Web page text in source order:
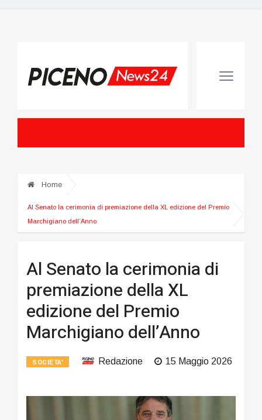
Home
Al Senato la cerimonia di premiazione della XL edizione del Premio
Marchigiano dell’Anno
Al Senato la cerimonia di
premiazione della XL
edizione del Premio
Marchigiano dell’Anno
SOCIETA' Redazione 15 Maggio 2026